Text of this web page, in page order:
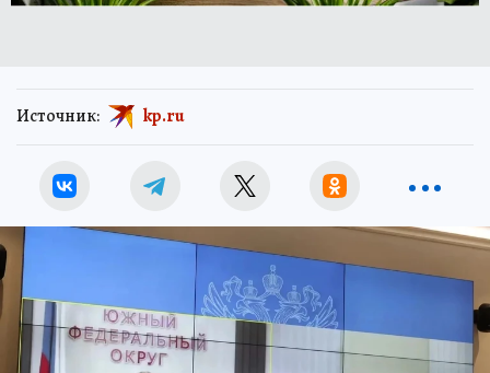
Источник: kp.ru